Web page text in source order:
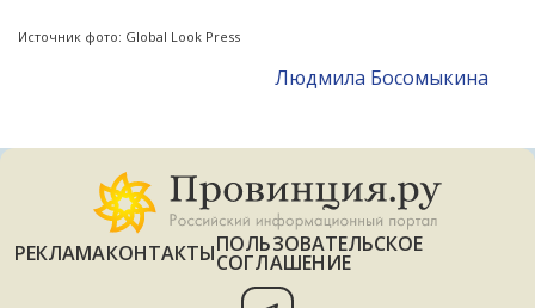
Источник фото: Global Look Press
Людмила Босомыкина
РЕКЛАМАКОНТАКТЫПОЛЬЗОВАТЕЛЬСКОЕ
СОГЛАШЕНИЕ